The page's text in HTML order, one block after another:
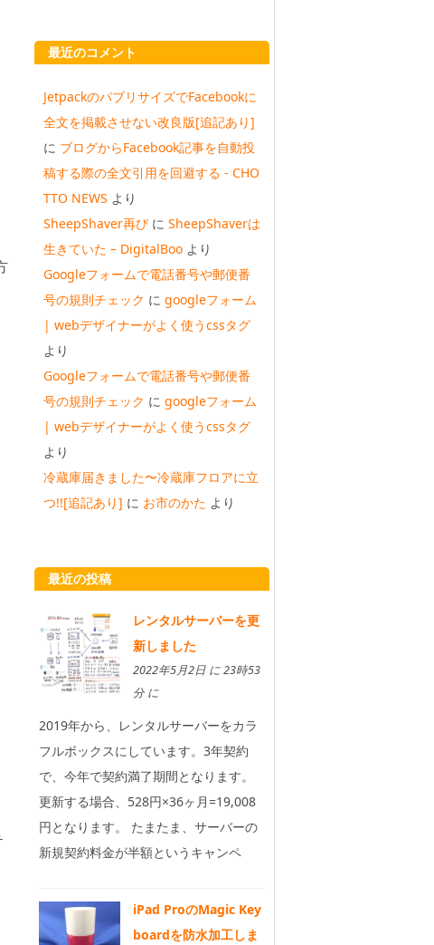
最近のコメント
JetpackのパブリサイズでFacebookに
全文を掲載させない改良版[追記あり]
に ブログからFacebook記事を自動投
稿する際の全文引用を回避する - CHO
TTO NEWS より
SheepShaver再び に SheepShaverは
生きていた – DigitalBoo より
Googleフォームで電話番号や郵便番
号の規則チェック に googleフォーム
| webデザイナーがよく使うcssタグ
より
Googleフォームで電話番号や郵便番
号の規則チェック に googleフォーム
| webデザイナーがよく使うcssタグ
より
冷蔵庫届きました〜冷蔵庫フロアに立
つ!![追記あり] に お市のかた より
最近の投稿
レンタルサーバーを更
新しました
2022年5月2日 に 23時53
分 に
2019年から、レンタルサーバーをカラ
フルボックスにしています。3年契約
で、今年で契約満了期間となります。
更新する場合、528円×36ヶ月=19,008
円となります。 たまたま、サーバーの
新規契約料金が半額というキャンペ
iPad ProのMagic Key
boardを防水加工しま